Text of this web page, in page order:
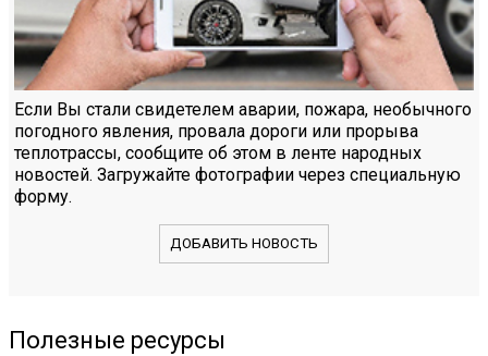
Если Вы стали свидетелем аварии, пожара, необычного
погодного явления, провала дороги или прорыва
теплотрассы, сообщите об этом в ленте народных
новостей. Загружайте фотографии через специальную
форму.
ДОБАВИТЬ НОВОСТЬ
Полезные ресурсы